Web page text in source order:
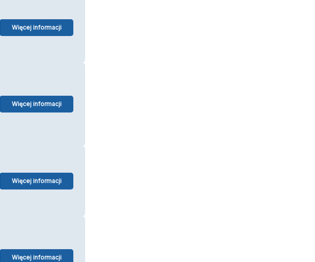
Więcej informacji
Więcej informacji
Więcej informacji
Więcej informacji